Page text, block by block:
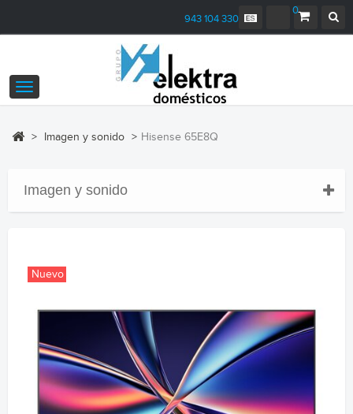
0
943 104 330
Navegación
Toggle
> Imagen y sonido > Hisense 65E8Q
Imagen y sonido
Nuevo